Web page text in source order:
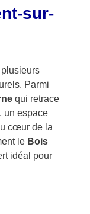
sur-
Parmi
qui retrace
, un espace
cœur de la
le Bois
idéal pour